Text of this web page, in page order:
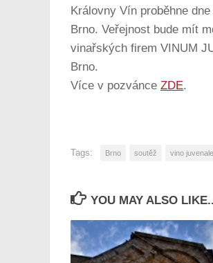
Královny Vín proběhne
Brno. Veřejnost bude mít
vinařských firem VINUM
Brno.
Více v pozvánce ZDE.
Tags: Brno soutěž vino juvenale
YOU MAY ALSO